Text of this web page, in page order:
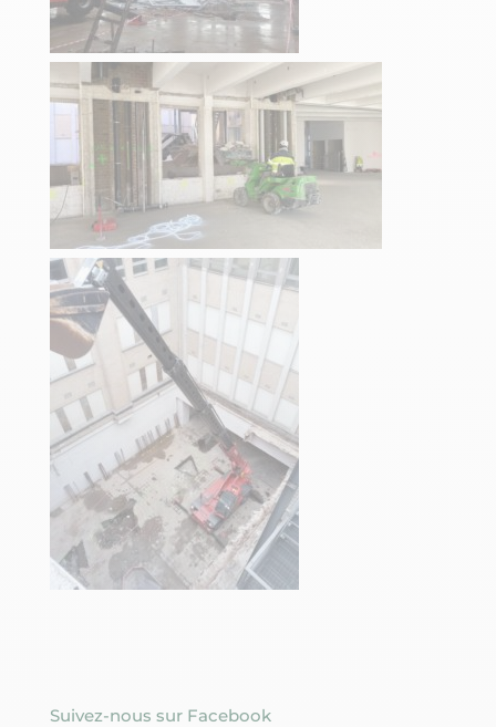
Suivez-nous sur Facebook